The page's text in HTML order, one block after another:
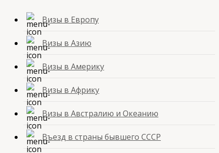
Визы в Европу
Визы в Азию
Визы в Америку
Визы в Африку
Визы в Австралию и Океанию
Въезд в страны бывшего СССР